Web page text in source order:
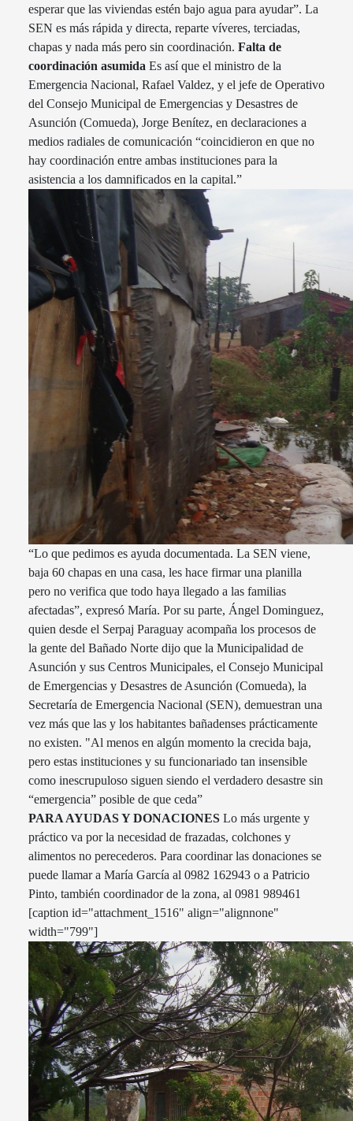
esperar que las viviendas estén bajo agua para ayudar”. La
SEN es más rápida y directa, reparte víveres, terciadas,
chapas y nada más pero sin coordinación. Falta de
coordinación asumida Es así que el ministro de la
Emergencia Nacional, Rafael Valdez, y el jefe de Operativo
del Consejo Municipal de Emergencias y Desastres de
Asunción (Comueda), Jorge Benítez, en declaraciones a
medios radiales de comunicación “coincidieron en que no
hay coordinación entre ambas instituciones para la
asistencia a los damnificados en la capital.”
“Lo que pedimos es ayuda documentada. La SEN viene,
baja 60 chapas en una casa, les hace firmar una planilla
pero no verifica que todo haya llegado a las familias
afectadas”, expresó María. Por su parte, Ángel Dominguez,
quien desde el Serpaj Paraguay acompaña los procesos de
la gente del Bañado Norte dijo que la Municipalidad de
Asunción y sus Centros Municipales, el Consejo Municipal
de Emergencias y Desastres de Asunción (Comueda), la
Secretaría de Emergencia Nacional (SEN), demuestran una
vez más que las y los habitantes bañadenses prácticamente
no existen. "Al menos en algún momento la crecida baja,
pero estas instituciones y su funcionariado tan insensible
como inescrupuloso siguen siendo el verdadero desastre sin
“emergencia” posible de que ceda”
PARA AYUDAS Y DONACIONES Lo más urgente y
práctico va por la necesidad de frazadas, colchones y
alimentos no perecederos. Para coordinar las donaciones se
puede llamar a María García al 0982 162943 o a Patricio
Pinto, también coordinador de la zona, al 0981 989461
[caption id="attachment_1516" align="alignnone"
width="799"]